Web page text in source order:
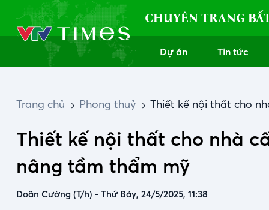
CHUYÊN TRANG
Dự án Tin tức
Trang chủ Phong thuỷ Thiết kế nội thất cho
Thiết kế nội thất cho nhà
nâng tầm thẩm mỹ
Doãn Cường (T/h) - Thứ Bảy, 24/5/2025, 11:38